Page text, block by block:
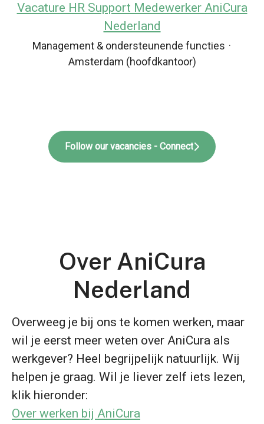
Vacature HR Support Medewerker AniCura
Nederland
Management & ondersteunende functies ·
Amsterdam (hoofdkantoor)
Follow our vacancies - Connect
Over AniCura
Nederland
Overweeg je bij ons te komen werken, maar
wil je eerst meer weten over AniCura als
werkgever? Heel begrijpelijk natuurlijk. Wij
helpen je graag. Wil je liever zelf iets lezen,
klik hieronder:
Over werken bij AniCura